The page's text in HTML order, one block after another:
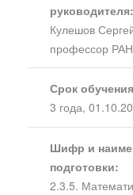
руководителя:
Кулешов
профессор РАН
Срок
3 года,
Шифр и
подготовки:
2.3.5.